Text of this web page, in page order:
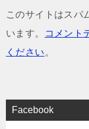
このサイトはスパ
います。
コメント
ください 。
Facebook